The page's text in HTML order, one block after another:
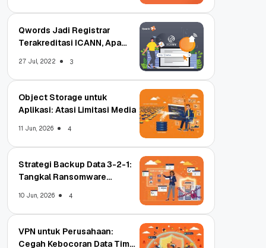
Qwords Jadi Registrar
Terakreditasi ICANN, Apa
27 Jul, 2022 3
Object Storage untuk
Aplikasi: Atasi Limitasi Media
11 Jun, 2026 4
Strategi Backup Data 3-2-1:
Tangkal Ransomware
10 Jun, 2026 4
VPN untuk Perusahaan:
Cegah Kebocoran Data Tim